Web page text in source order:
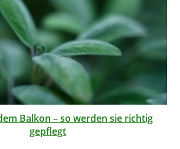
Balkon – so werden sie richtig
gepflegt